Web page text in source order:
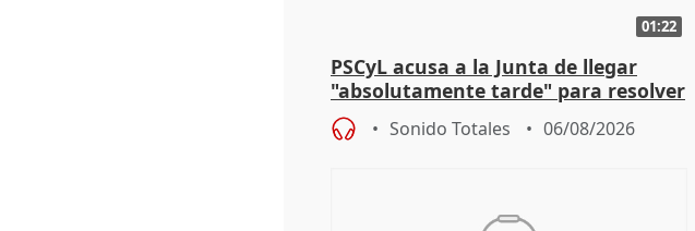
01:22
PSCyL acusa a la Junta de llegar
"absolutamente tarde" para resolver
problemas como Newcastle
Sonido Totales 06/08/2026